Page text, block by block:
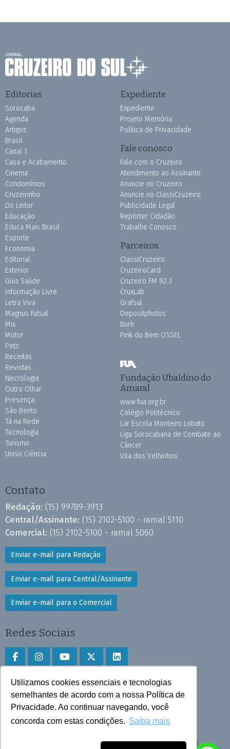
Utilizamos cookies essenciais e tecnologias
semelhantes de acordo com a nossa Política de
Privacidade. Ao continuar navegando, você
concorda com estas condições. Saiba mais
Editorias
Sorocaba
Agenda
Artigos
Brasil
Canal 1
Casa e Acabamento
Cinema
Condomínios
Cruzeirinho
Do Leitor
Educação
Educa Mais Brasil
Esporte
Economia
Editorial
Exterior
Guia Saúde
Informação Livre
Letra Viva
Magnus Futsal
Mix
Motor
Pets
Receitas
Revistas
Necrologia
Outro Olhar
Presença
São Bento
Tá na Rede
Tecnologia
Turismo
Uniso Ciência
Expediente
Expediente
Projeto Memória
Política de Privacidade
Fale conosco
Fale com o Cruzeiro
Atendimento ao Assinante
Anuncie no Cruzeiro
Anuncie no ClassiCruzeiro
Publicidade Legal
Repórter Cidadão
Trabalhe Conosco
Parceiros
ClassiCruzeiro
CruzeiroCard
Cruzeiro FM 92.3
CruxLab
Grafsul
Depositphotos
Burh
Pink do Bem OSSEL
Fundação Ubaldino do
Amaral
www.fua.org.br
Colégio Politécnico
Lar Escola Monteiro Lobato
Liga Sorocabana de Combate ao
Câncer
Vila dos Velhinhos
Contato
Redação: (15) 99789-3913
Central/Assinante: (15) 2102-5100 - ramal 5110
Comercial: (15) 2102-5100 - ramal 5060
Enviar e-mail para Redação
Enviar e-mail para Central/Assinante
Enviar e-mail para o Comercial
Redes Sociais
Faça download do aplicativo
Play Store e App Store
Todos os direitos reservados © 2025 Cruzeiro do Sul